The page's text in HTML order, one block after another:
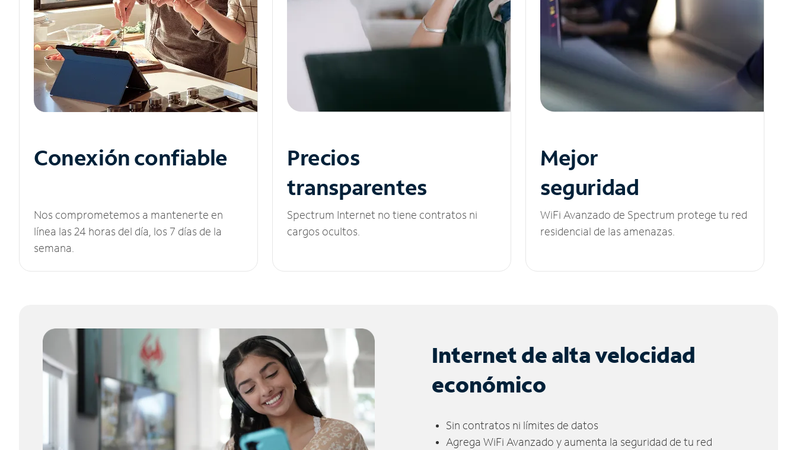
Conexión confiable
Nos comprometemos a mantenerte en
línea las 24 horas del día, los 7 días de la
semana.
Precios
transparentes
Spectrum Internet no tiene contratos ni
cargos ocultos.
Mejor
seguridad
WiFi Avanzado de Spectrum protege tu red
residencial de las amenazas.
Internet de alta velocidad
económico
Sin contratos ni límites de datos
Agrega WiFi Avanzado y aumenta la seguridad de tu red